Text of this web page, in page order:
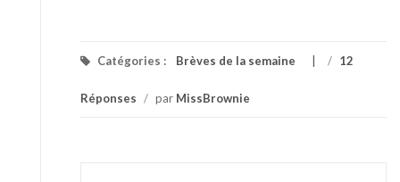
Catégories : Brèves de la semaine / 12
Réponses / par MissBrownie